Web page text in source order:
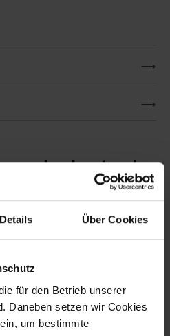
Details Über Cookies
für den Betrieb unserer
Daneben setzen wir Cookies
um bestimmte
und robust – der
der Interliving
6227
mit hochwertiger
Funktionalität. Diedunkle
Marquinaverleiht
Ausstrahlung,